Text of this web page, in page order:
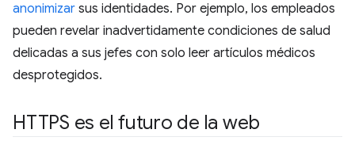
anonimizar sus identidades. Por ejemplo, los empleados
pueden revelar inadvertidamente condiciones de salud
delicadas a sus jefes con solo leer artículos médicos
desprotegidos.
HTTPS es el futuro de la web